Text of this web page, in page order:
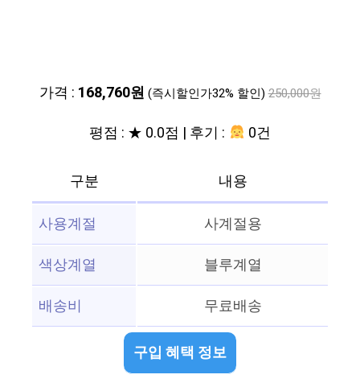
가격 : 168,760원 (즉시할인가32% 할인) 250,000원
평점 : ★ 0.0점 | 후기 : 0건
구분
내용
사용계절
사계절용
색상계열
블루계열
배송비
무료배송
구입 혜택 정보